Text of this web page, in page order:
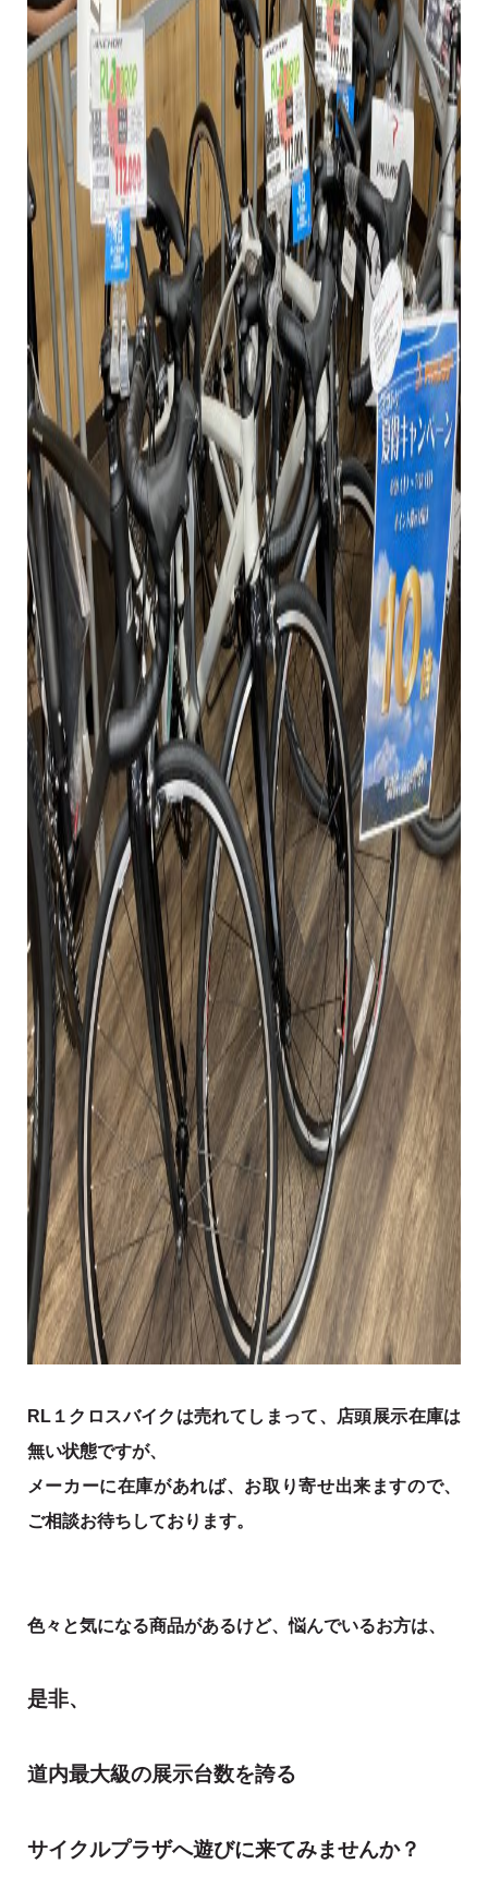
RL１クロスバイクは売れてしまって、店頭展示在庫は
無い状態ですが、
メーカーに在庫があれば、お取り寄せ出来ますので、
ご相談お待ちしております。
色々と気になる商品があるけど、悩んでいるお方は、
是非、
道内最大級の展示台数を誇る
サイクルプラザへ遊びに来てみませんか？